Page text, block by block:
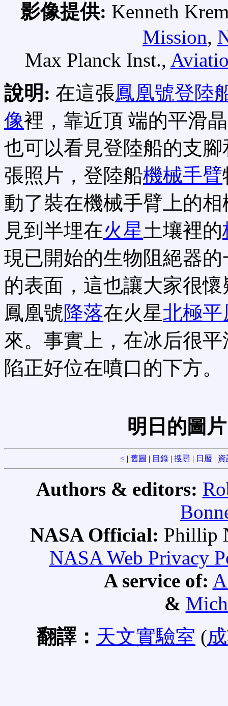
影像提供: Kenneth
Mission,
Max Planck Inst.,
說明: 在這張鳳凰號登陸
像裡，靠近頂 端的平滑
也可以看見登陸船的支
張照片，登陸船機械手臂
動了裝在機械手臂上的
見到半埋在火星土壤裡的
現已開始的生物阻絕器
的表面，這也讓大家很
鳳凰號降落在火星北極平
來。事實上，在冰后很
陷正好位在噴口的下方。
明日的圖
<| 舊圖 | 目錄| 搜尋| 日曆 | 資
Authors & editors:
NASA Official: Phillip
NASA Web Privacy
A service of:
&
翻譯： 天文實驗室 (